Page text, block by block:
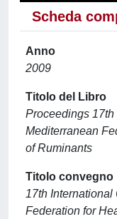
Scheda
Anno
2009
Titolo del Libro
Proceedings
Mediterranean
of Ruminants
Titolo convegno
17th International
Federation for